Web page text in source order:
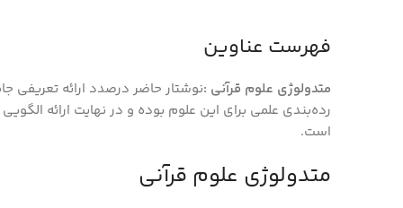
فهرست عناوین
متدولوژی علوم قرآنی :نوشتار حاضر درصدد ارائه تعریفی
رده‌بندی علمی برای این علوم بوده و در نهایت ارائه
است.
متدولوژی علوم قرآنی